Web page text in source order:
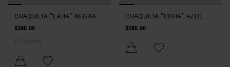
CHAQUETA "LARA" NEGRA
RELAXED FIT CRUZADO EN
$285.00
+
Colores
CHAQUETA "CORA" AZUL
MARINO REGULAR STRAIGHT
RAYADA
$285.00